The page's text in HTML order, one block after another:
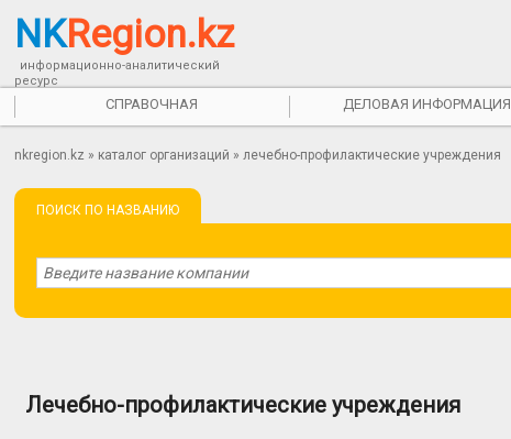
NKRegion.kz
информационно-аналитический
ресурс
СПРАВОЧНАЯ ДЕЛОВАЯ ИНФОРМАЦИЯ
nkregion.kz » каталог организаций » лечебно-профилактические учреждения
ПОИСК ПО НАЗВАНИЮ
Лечебно-профилактические учреждения